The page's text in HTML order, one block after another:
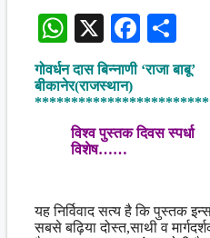
WhatsApp
X
गोवर्धन दास बिन्नाणी ‘राजा बाबू’
बीकानेर(राजस्थान)
विश्व पुस्तक दिवस स्पर्धा
विशेष……
यह निर्विवाद सत्य है कि पुस्तक
सबसे बढ़िया दोस्त,साथी व